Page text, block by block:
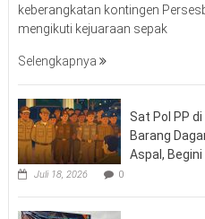
keberangkatan kontingen
mengikuti kejuaraan sepak
Selengkapnya
Sat Pol PP
Barang
Aspal,
Juli 18, 2026 0